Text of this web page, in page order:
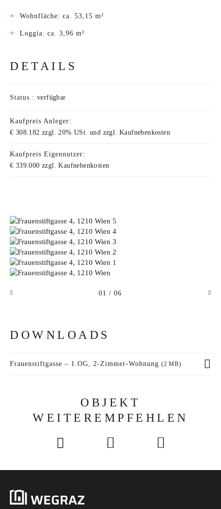
Wohnfläche: ca. 53,15 m²
Loggia: ca. 3,96 m²
DETAILS
Status : verfügbar
Kaufpreis Anleger:
€ 308.182 zzgl. 20% USt. und zzgl. Kaufnebenkosten
Kaufpreis Eigennutzer:
€ 339.000 zzgl. Kaufnebenkosten
01 / 06
DOWNLOADS
Frauenstiftgasse – 1.OG, 2-Zimmer-Wohnung (2 MB)
OBJEKT
WEITEREMPFEHLEN